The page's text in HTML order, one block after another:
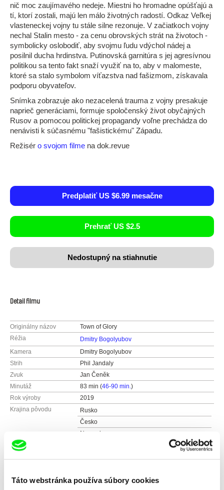
Táto webstránka používa súbory cookies
nič moc zaujímavého nedeje. Miestni ho hromadne opúšťajú a
tí, ktorí zostali, majú len málo životných radostí. Odkaz Veľkej
vlasteneckej vojny tu stále silne rezonuje. V začiatkoch vojny
nechal Stalin mesto - za cenu obrovských strát na životoch -
symbolicky oslobodiť, aby svojmu ľudu vdýchol nádej a
posilnil ducha hrdinstva. Putinovská garnitúra s jej agresívnou
politikou sa tento fakt snaží využiť na to, aby v malomeste,
ktoré sa stalo symbolom víťazstva nad fašizmom, získavala
podporu obyvateľov.
Snímka zobrazuje ako nezacelená trauma z vojny presakuje
naprieč generáciami, formuje spoločenský život obyčajných
Rusov a pomocou politickej propagandy voľne prechádza do
nenávisti k súčasnému "fašistickému" Západu.
Režisér o svojom filme na dok.revue
Predplatiť US $6.99 mesačne
Prehrať US $2.5
Nedostupný na stiahnutie
Detail filmu
Originálny názov
Town of Glory
Réžia
Dmitry Bogolyubov
Kamera
Dmitry Bogolyubov
Strih
Phil Jandaly
Zvuk
Jan Čeněk
Minutáž
83 min (46-90 min.)
Rok výroby
2019
Krajina pôvodu
Rusko
Česko
Nemecko
Farba
Produkcia
Ethnofund
119421 Moscow
Neunbrunnenstraße 50
Jeden svět Praha (2020)